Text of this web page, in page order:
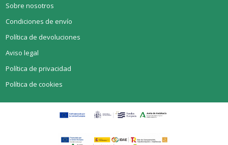
Sobre nosotros
Condiciones de envío
Política de devoluciones
Aviso legal
Política de privacidad
Política de cookies